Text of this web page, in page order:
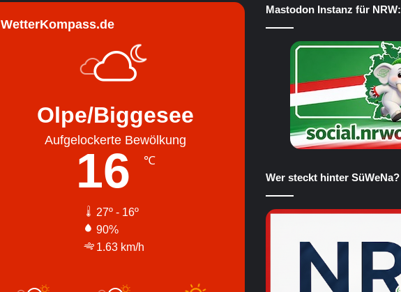
WetterKompass.de
Olpe/Biggesee
Aufgelockerte Bewölkung
16 ℃
27º - 16º
90%
1.63 km/h
Mastodon Instanz für NRW:
Wer steckt hinter SüWeNa?